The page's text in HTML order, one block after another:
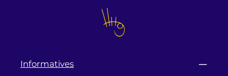
Informatives